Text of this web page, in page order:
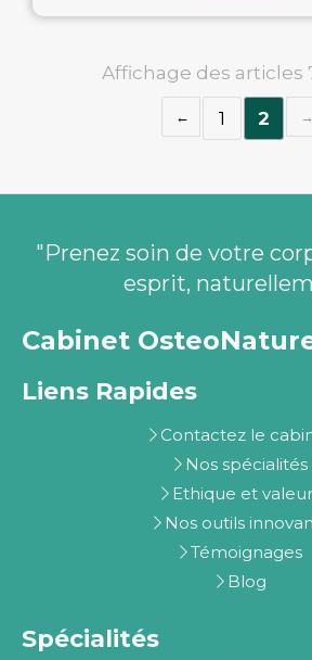
Affichage des articles
1 2
Cabinet
"Prenez soin de votre
esprit,
Liens Rapides
Contactez le
Nos spécialités
Ethique et
Nos outils
Témoignages
Blog
Spécialités